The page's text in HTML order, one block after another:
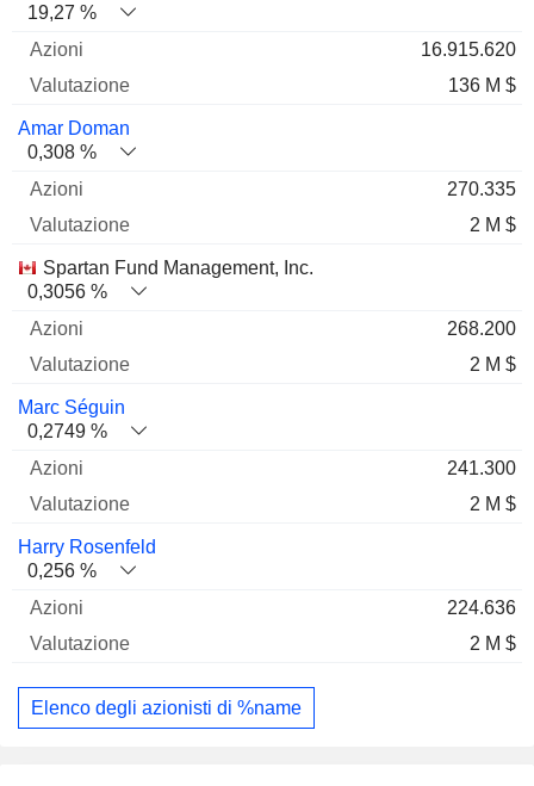
19,27 %
16.915.620
136 M $
Amar Doman
0,308 %
270.335
2 M $
Spartan Fund Management, Inc.
0,3056 %
268.200
2 M $
Marc Séguin
0,2749 %
241.300
2 M $
Harry Rosenfeld
0,256 %
224.636
2 M $
Elenco degli azionisti di %name